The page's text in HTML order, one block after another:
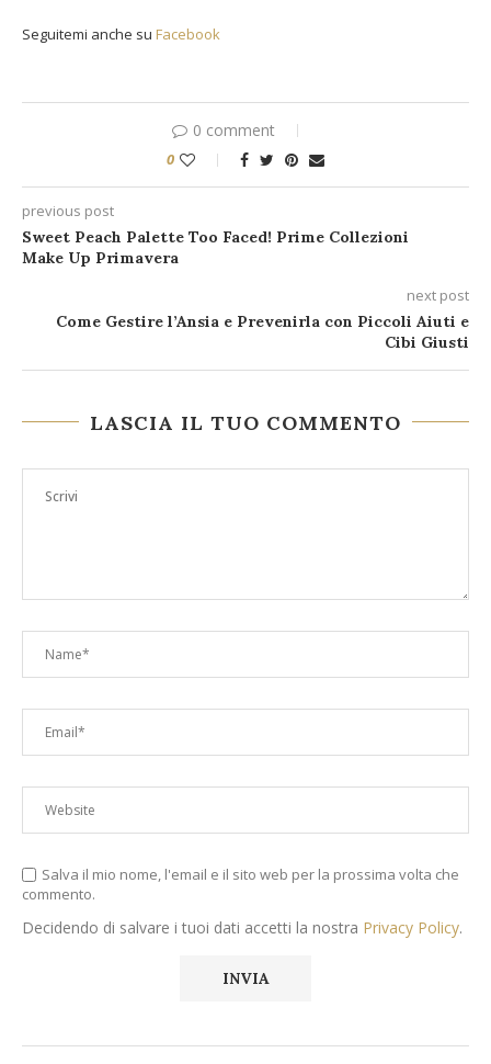
Seguitemi anche su Facebook
0 comment
0
previous post
Sweet Peach Palette Too Faced! Prime Collezioni
Make Up Primavera
next post
Come Gestire l’Ansia e Prevenirla con Piccoli Aiuti e
Cibi Giusti
LASCIA IL TUO COMMENTO
Salva il mio nome, l'email e il sito web per la prossima volta che
commento.
Decidendo di salvare i tuoi dati accetti la nostra Privacy Policy.